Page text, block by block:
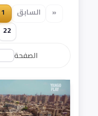
« السابق 1
22
الصفحة